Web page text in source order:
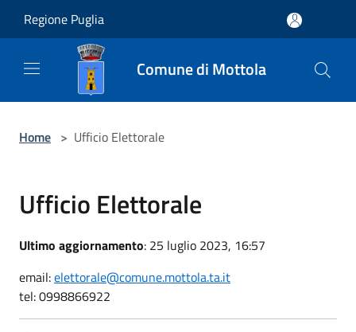
Regione Puglia
Comune di Mottola
Home > Ufficio Elettorale
Ufficio Elettorale
Ultimo aggiornamento: 25 luglio 2023, 16:57
email:elettorale@comune.mottola.ta.it
tel: 0998866922